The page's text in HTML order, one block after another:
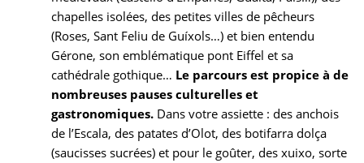
chapelles isolées, des petites villes de pêcheurs
(Roses, Sant Feliu de Guíxols…) et bien entendu
Gérone, son emblématique pont Eiffel et sa
cathédrale gothique… Le parcours est propice à de
nombreuses pauses culturelles et
gastronomiques. Dans votre assiette : des anchois
de l’Escala, des patates d’Olot, des botifarra dolça
(saucisses sucrées) et pour le goûter, des xuixo, sorte